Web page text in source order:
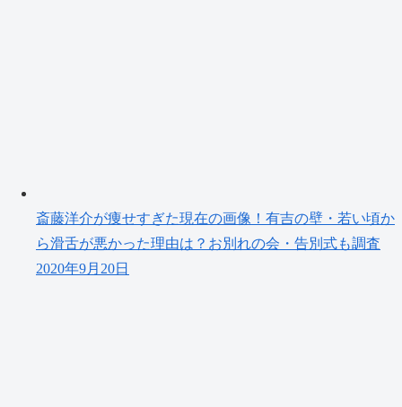
斎藤洋介が痩せすぎた現在の画像！有吉の壁・若い頃か
ら滑舌が悪かった理由は？お別れの会・告別式も調査
2020年9月20日